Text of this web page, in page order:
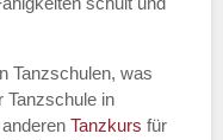
Tanzschulen, was
Tanzschule in
Tanzkurs für